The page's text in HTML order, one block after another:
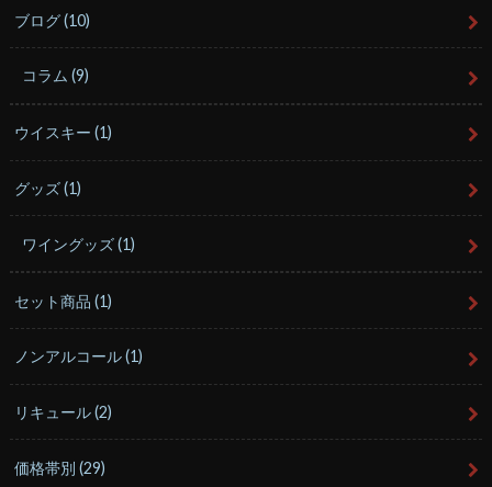
ブログ(10)
コラム(9)
ウイスキー(1)
グッズ(1)
ワイングッズ(1)
セット商品(1)
ノンアルコール(1)
リキュール(2)
価格帯別(29)